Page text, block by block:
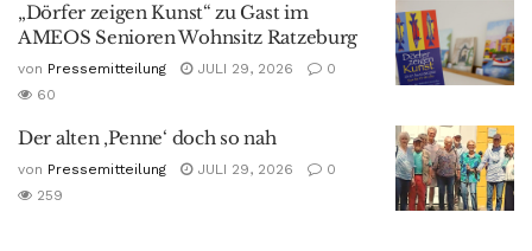
„Dörfer zeigen Kunst“ zu Gast im
AMEOS Senioren Wohnsitz Ratzeburg
von Pressemitteilung JULI 29, 2026
0
60
Der alten ‚Penne‘ doch so nah
von Pressemitteilung JULI 29, 2026
0
259